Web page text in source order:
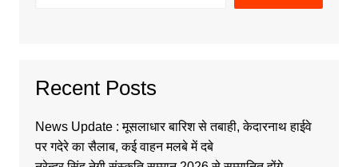
Recent Posts
News Update : मूसलाधार बारिश से तबाही, केदारनाथ हाईवे
पर गदेरे का सैलाब, कई वाहन मलबे में दबे